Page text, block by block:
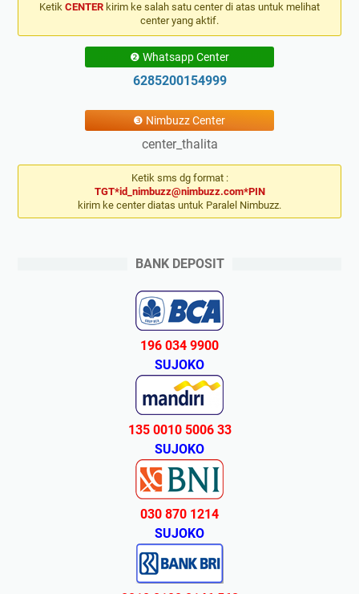
Ketik CENTER kirim ke salah satu center di atas untuk melihat
center yang aktif.
❷ Whatsapp Center
6285200154999
❸ Nimbuzz Center
center_thalita
Ketik sms dg format :
TGT*id_nimbuzz@nimbuzz.com*PIN
kirim ke center diatas untuk Paralel Nimbuzz.
BANK DEPOSIT
196 034 9900
SUJOKO
135 0010 5006 33
SUJOKO
030 870 1214
SUJOKO